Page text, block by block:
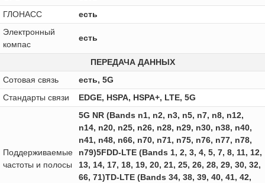
ГЛОНАСС
есть
Электронный
компас
есть
ПЕРЕДАЧА ДАННЫХ
Сотовая связь
есть, 5G
Стандарты связи
EDGE, HSPA, HSPA+, LTE, 5G
Поддерживаемые
частоты и полосы
5G NR (Bands n1, n2, n3, n5, n7, n8, n12,
n14, n20, n25, n26, n28, n29, n30, n38, n40,
n41, n48, n66, n70, n71, n75, n76, n77, n78,
n79)5FDD-LTE (Bands 1, 2, 3, 4, 5, 7, 8, 11, 12,
13, 14, 17, 18, 19, 20, 21, 25, 26, 28, 29, 30, 32,
66, 71)TD-LTE (Bands 34, 38, 39, 40, 41, 42,